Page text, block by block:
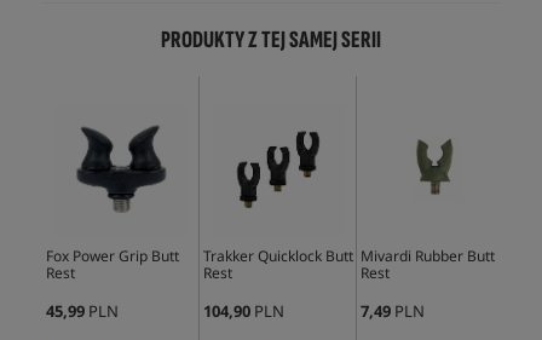
PRODUKTY Z TEJ SAMEJ SERII
Fox Power Grip Butt
Rest
45,99 PLN
Trakker Quicklock Butt
Rest
104,90 PLN
Mivardi Rubber Butt
Rest
7,49 PLN